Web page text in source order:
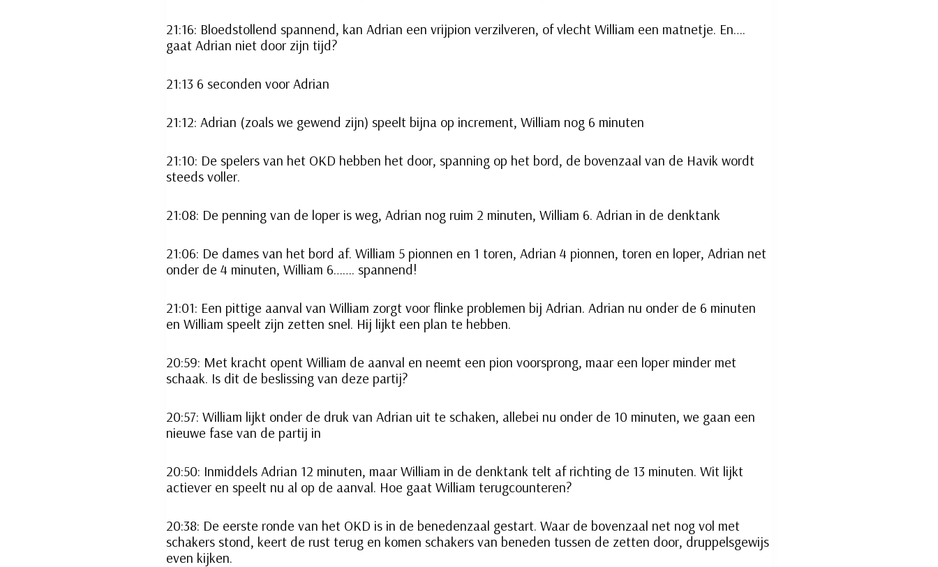
21:16: Bloedstollend spannend, kan Adrian een vrijpion verzilveren, of vlecht William een matnetje. En….
gaat Adrian niet door zijn tijd?
21:13 6 seconden voor Adrian
21:12: Adrian (zoals we gewend zijn) speelt bijna op increment, William nog 6 minuten
21:10: De spelers van het OKD hebben het door, spanning op het bord, de bovenzaal van de Havik wordt
steeds voller.
21:08: De penning van de loper is weg, Adrian nog ruim 2 minuten, William 6. Adrian in de denktank
21:06: De dames van het bord af. William 5 pionnen en 1 toren, Adrian 4 pionnen, toren en loper, Adrian net
onder de 4 minuten, William 6……. spannend!
21:01: Een pittige aanval van William zorgt voor flinke problemen bij Adrian. Adrian nu onder de 6 minuten
en William speelt zijn zetten snel. Hij lijkt een plan te hebben.
20:59: Met kracht opent William de aanval en neemt een pion voorsprong, maar een loper minder met
schaak. Is dit de beslissing van deze partij?
20:57: William lijkt onder de druk van Adrian uit te schaken, allebei nu onder de 10 minuten, we gaan een
nieuwe fase van de partij in
20:50: Inmiddels Adrian 12 minuten, maar William in de denktank telt af richting de 13 minuten. Wit lijkt
actiever en speelt nu al op de aanval. Hoe gaat William terugcounteren?
20:38: De eerste ronde van het OKD is in de benedenzaal gestart. Waar de bovenzaal net nog vol met
schakers stond, keert de rust terug en komen schakers van beneden tussen de zetten door, druppelsgewijs
even kijken.